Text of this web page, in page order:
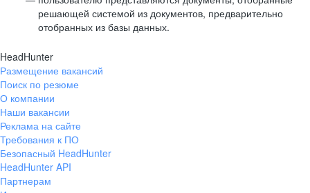
решающей системой из документов, предварительно
отобранных из базы данных.
HeadHunter
Размещение вакансий
Поиск по резюме
О компании
Наши вакансии
Реклама на сайте
Требования к ПО
Безопасный HeadHunter
HeadHunter API
Партнерам